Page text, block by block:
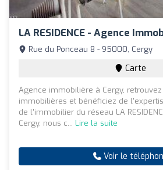
LA RESIDENCE - Agence
Rue du Ponceau 8 - 95000, Cergy
Carte
Agence immobilière à Cergy,
immobilières et bénéficiez de
de l'immobilier du réseau LA
Cergy, nous c... Lire la suite
Voir le